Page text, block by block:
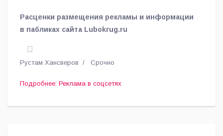
Расценки размещения рекламы и информации
в пабликах сайта Lubokrug.ru
Рустам Хансверов Срочно
Подробнее: Реклама в соцсетях